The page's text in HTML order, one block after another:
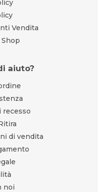
Vendita
aiuto?
recesso
di vendita
noi